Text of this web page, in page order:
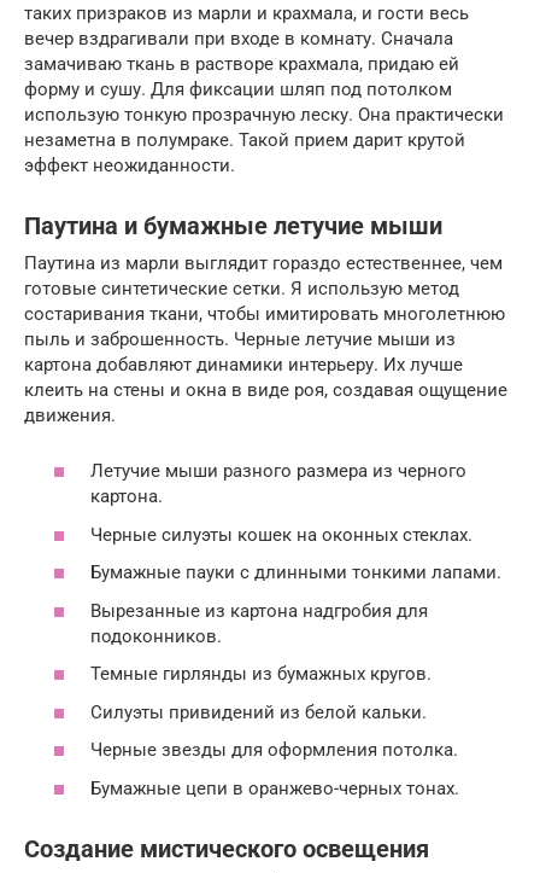
таких призраков из марли и крахмала, и гости весь
вечер вздрагивали при входе в комнату. Сначала
замачиваю ткань в растворе крахмала, придаю ей
форму и сушу. Для фиксации шляп под потолком
использую тонкую прозрачную леску. Она практически
незаметна в полумраке. Такой прием дарит крутой
эффект неожиданности.
Паутина и бумажные летучие мыши
Паутина из марли выглядит гораздо естественнее, чем
готовые синтетические сетки. Я использую метод
состаривания ткани, чтобы имитировать многолетнюю
пыль и заброшенность. Черные летучие мыши из
картона добавляют динамики интерьеру. Их лучше
клеить на стены и окна в виде роя, создавая ощущение
движения.
Летучие мыши разного размера из черного
картона.
Черные силуэты кошек на оконных стеклах.
Бумажные пауки с длинными тонкими лапами.
Вырезанные из картона надгробия для
подоконников.
Темные гирлянды из бумажных кругов.
Силуэты привидений из белой кальки.
Черные звезды для оформления потолка.
Бумажные цепи в оранжево-черных тонах.
Создание мистического освещения